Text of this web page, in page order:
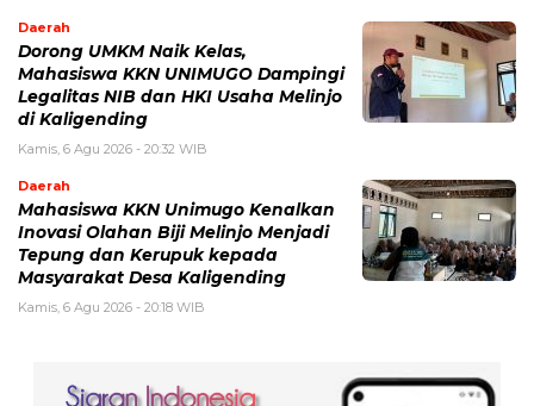
Daerah
Dorong UMKM Naik Kelas,
Mahasiswa KKN UNIMUGO Dampingi
Legalitas NIB dan HKI Usaha Melinjo
di Kaligending
Kamis, 6 Agu 2026 - 20:32 WIB
Daerah
Mahasiswa KKN Unimugo Kenalkan
Inovasi Olahan Biji Melinjo Menjadi
Tepung dan Kerupuk kepada
Masyarakat Desa Kaligending
Kamis, 6 Agu 2026 - 20:18 WIB